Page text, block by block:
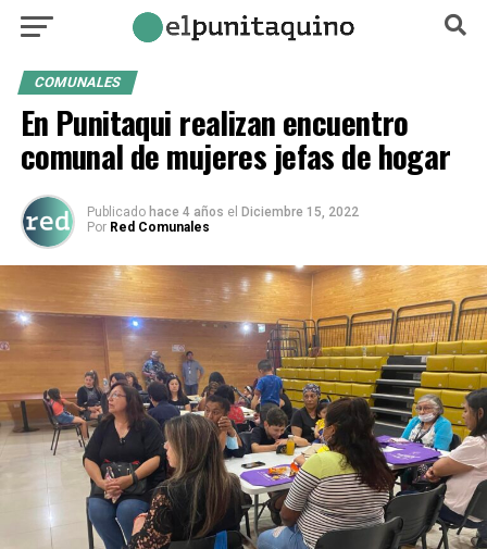
COMUNALES
En Punitaqui realizan encuentro
comunal de mujeres jefas de hogar
Publicado hace 4 años el Diciembre 15, 2022
Por Red Comunales